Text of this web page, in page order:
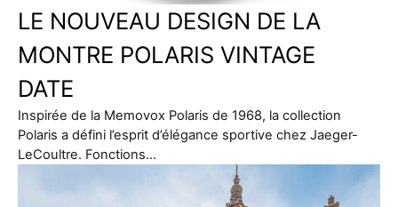
LE NOUVEAU DESIGN DE LA
MONTRE POLARIS VINTAGE
DATE
Inspirée de la Memovox Polaris de 1968, la collection
Polaris a défini l’esprit d’élégance sportive chez Jaeger-
LeCoultre. Fonctions…